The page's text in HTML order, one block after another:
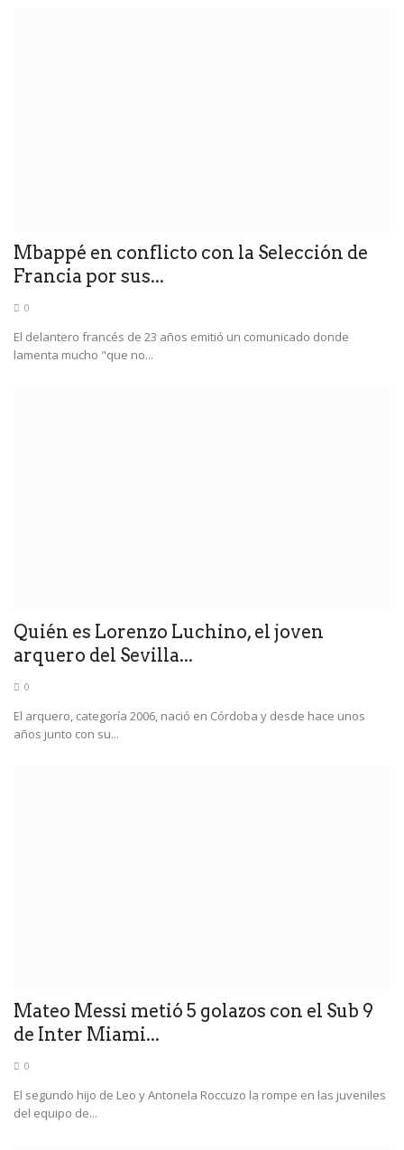
Mbappé en conflicto con la Selección de
Francia por sus...
0
El delantero francés de 23 años emitió un comunicado donde
lamenta mucho "que no...
Quién es Lorenzo Luchino, el joven
arquero del Sevilla...
0
El arquero, categoría 2006, nació en Córdoba y desde hace unos
años junto con su...
Mateo Messi metió 5 golazos con el Sub 9
de Inter Miami...
0
El segundo hijo de Leo y Antonela Roccuzo la rompe en las juveniles
del equipo de...